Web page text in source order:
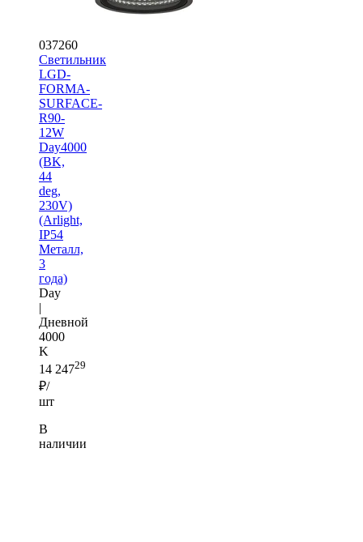
037260
Светильник
LGD-
FORMA-
SURFACE-
R90-
12W
Day4000
(BK,
44
deg,
230V)
(Arlight,
IP54
Металл,
3
года)
Day
|
Дневной
4000
K
14 24729
₽/
шт
В
наличии